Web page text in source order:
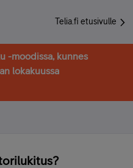
Telia.fi etusivulle
-moodissa, kunnes
lokakuussa